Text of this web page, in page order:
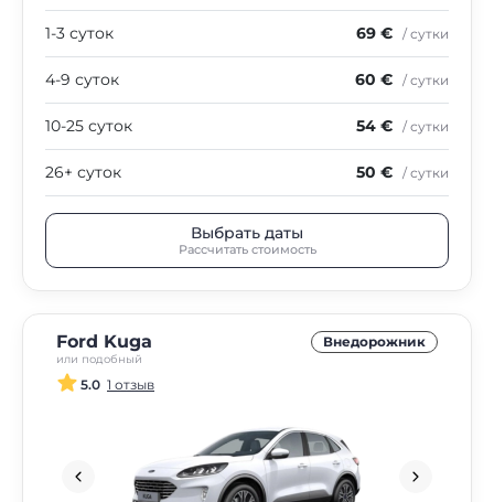
1-3 суток 69 € / сутки
4-9 суток 60 € / сутки
10-25 суток 54 € / сутки
26+ суток 50 € / сутки
Выбрать даты
Рассчитать стоимость
Ford Kuga
или подобный
Внедорожник
5.0 1 отзыв